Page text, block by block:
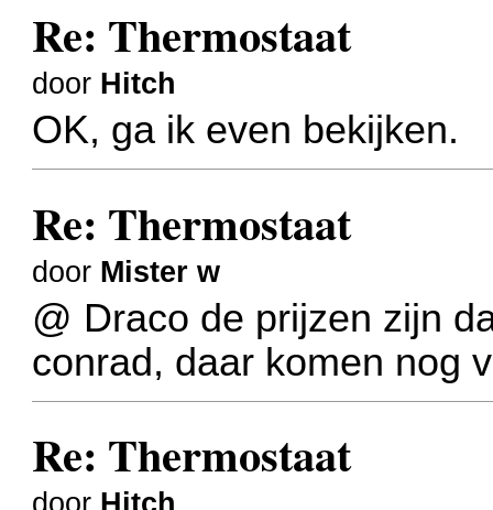
Re: Thermostaat
door Hitch
OK, ga ik even bekijken.
Re: Thermostaat
door Mister w
@ Draco de prijzen zijn
conrad, daar komen nog
Re: Thermostaat